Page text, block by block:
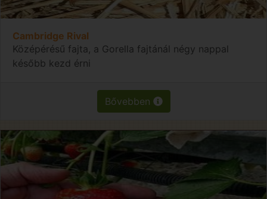
Cambridge Rival
Középérésű fajta, a Gorella fajtánál négy nappal
később kezd érni
Bővebben